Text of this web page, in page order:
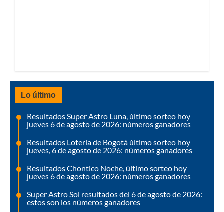
Lo último
Resultados Super Astro Luna, último sorteo hoy
jueves 6 de agosto de 2026: números ganadores
Resultados Lotería de Bogotá último sorteo hoy
jueves, 6 de agosto de 2026: números ganadores
Resultados Chontico Noche, último sorteo hoy
jueves 6 de agosto de 2026: números ganadores
Super Astro Sol resultados del 6 de agosto de 2026:
estos son los números ganadores